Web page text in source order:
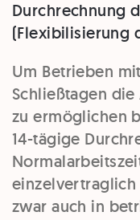
Durchrechnung
(Flexibilisierung
Um Betrieben
Schließtagen
zu ermöglichen
14-tägige
zwar auch in